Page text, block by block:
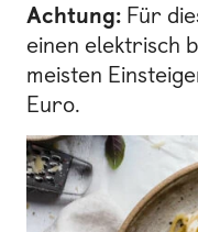
Achtung: Für
einen elektrisch
meisten
Euro.